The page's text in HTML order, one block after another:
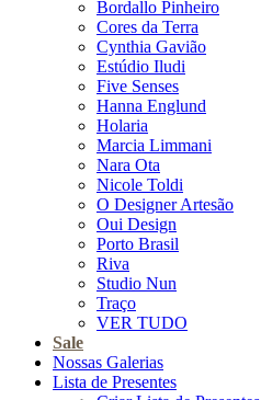
Bordallo Pinheiro
Cores da Terra
Cynthia Gavião
Estúdio Iludi
Five Senses
Hanna Englund
Holaria
Marcia Limmani
Nara Ota
Nicole Toldi
O Designer Artesão
Oui Design
Porto Brasil
Riva
Studio Nun
Traço
VER TUDO
Sale
Nossas Galerias
Lista de Presentes